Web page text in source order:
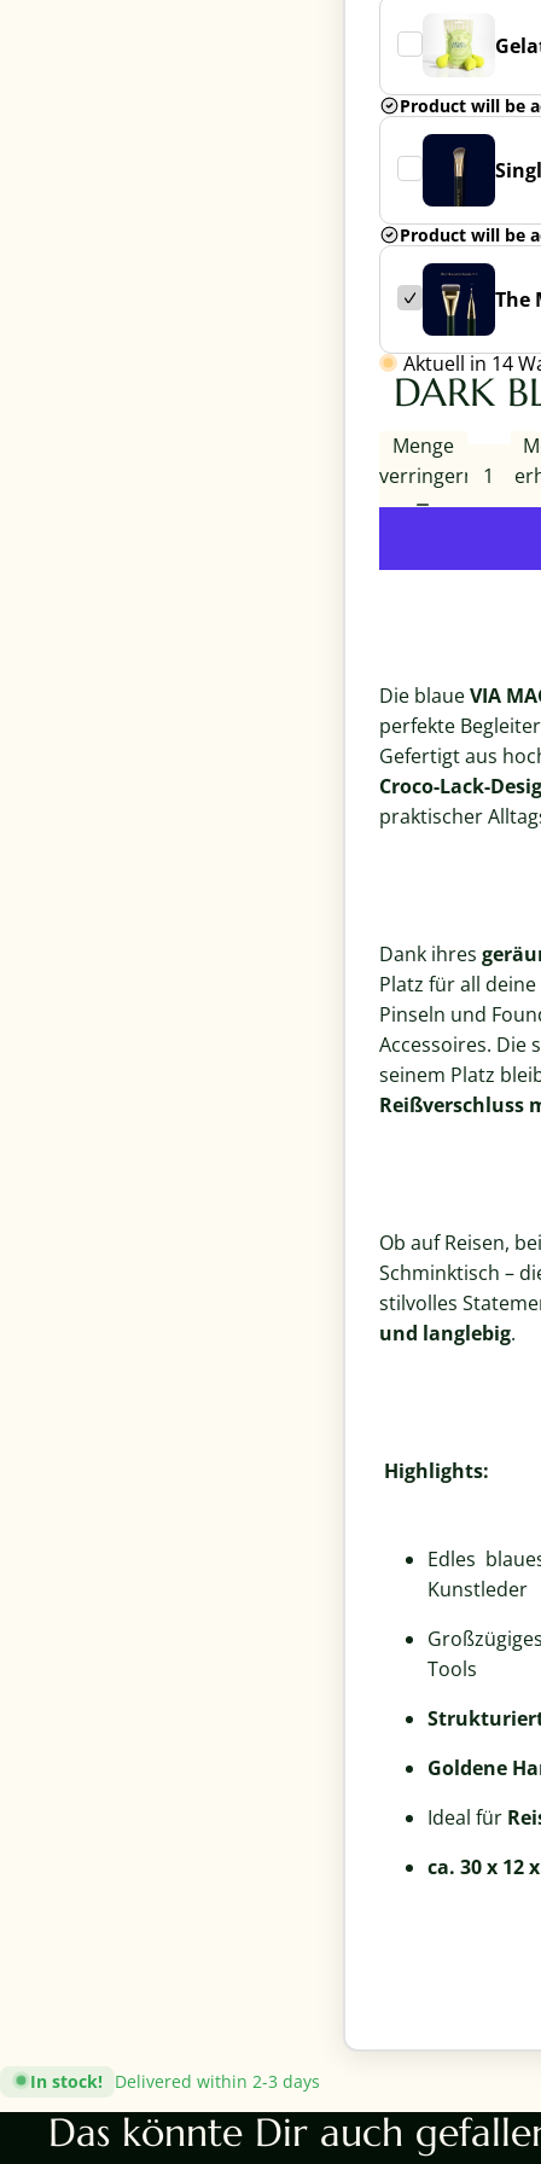
Product will be
Product will be
The
Aktuell in 14
DARK
Menge
verringern
Die blaueVIA
perfekte
Gefertigt aus
Croco-Lack-
praktischer
Dank ihres
Platz für all deine
Pinseln und
Accessoires. Die
seinem Platz
Reißverschluss
Ob auf Reisen,
Schminktisch –
stilvolles
und langlebig.
Highlights:
Edles
Kunstleder
Tools
Goldene
Ideal für
ca. 30 x 12
In stock! Delivered within 2-3 days
Das könnte Dir auch